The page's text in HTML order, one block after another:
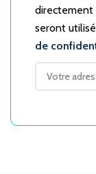
directement
seront
de